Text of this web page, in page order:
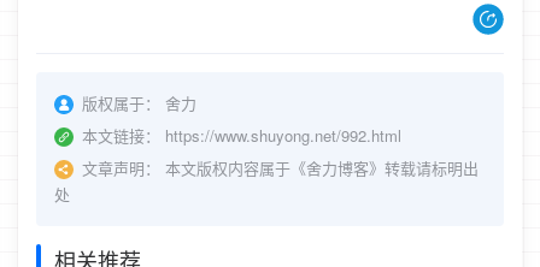
版权属于：
舍力
本文链接：
https://www.shuyong.net/992.html
文章声明：
本文版权内容属于《舍力博客》转载请标明出
处
相关推荐